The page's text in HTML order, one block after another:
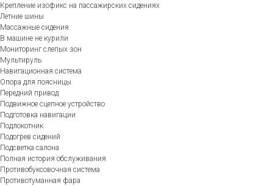
Крепление изофикс на пассажирских сидениях
Летние шины
Массажные сидения
В машине не курили
Мониторинг слепых зон
Мультируль
Навигационная система
Опора для поясницы
Передний привод
Подвижное сцепное устройство
Подготовка навигации
Подлокотник
Подогрев сидений
Подсветка салона
Полная история обслуживания
Противобуксовочная система
Противотуманная фара